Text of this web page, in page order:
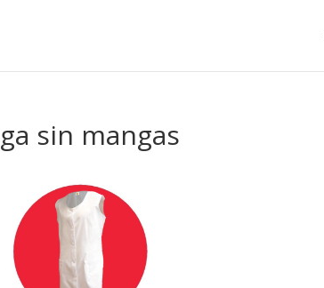
sin mangas